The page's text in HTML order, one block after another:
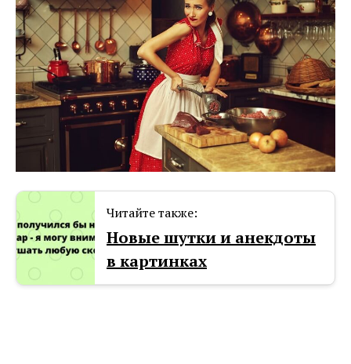
Читайте также:
Новые шутки и анекдоты
в картинках